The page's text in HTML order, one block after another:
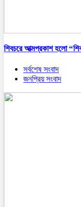
শিবচরে আত্মপ্রকাশ হলো
সর্বশেষ সংবাদ
জনপ্রিয় সংবাদ